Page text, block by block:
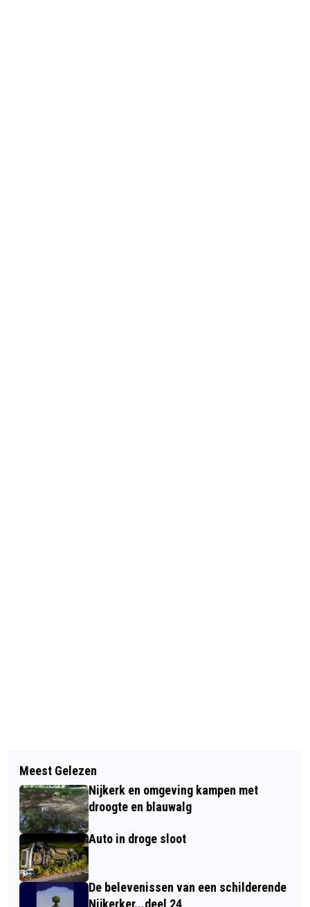
BORDUUR-SPECIALIST INTRODUCEERT
"NIJKERK CAPS"
4 MEI: BEZINNINGSSAMENKOMST
DODENHERDENKING
Meest Gelezen
Nijkerk en omgeving kampen met
droogte en blauwalg
Auto in droge sloot
De belevenissen van een schilderende
Nijkerker...deel 24